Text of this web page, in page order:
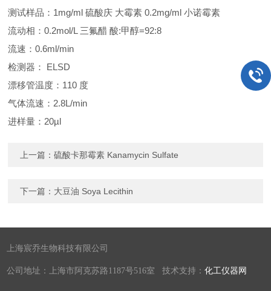
测试样品：1mg/ml 硫酸庆 大霉素 0.2mg/ml 小诺霉素
流动相：0.2mol/L 三氟醋 酸:甲醇=92:8
流速：0.6ml/min
检测器： ELSD
漂移管温度：110 度
气体流速：2.8L/min
进样量：20µl
上一篇：硫酸卡那霉素 Kanamycin Sulfate
下一篇： 大豆油 Soya Lecithin
上海宸乔生物科技有限公司
公司地址：上海市阿克苏路1187号516室 技术支持：化工仪器网